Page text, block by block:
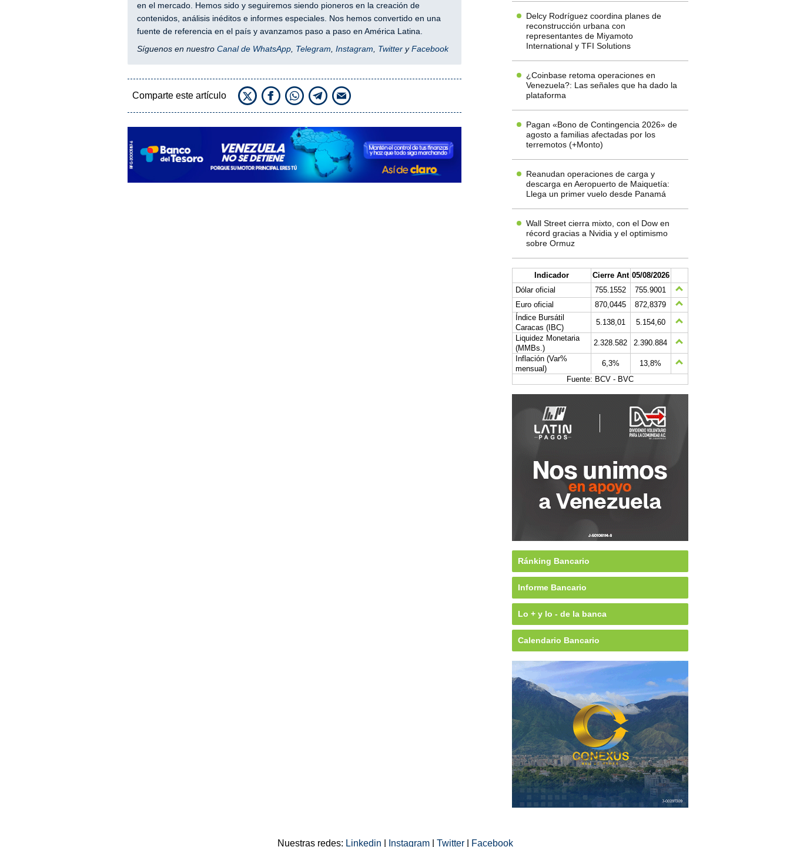
en el mercado. Hemos sido y seguiremos siendo pioneros en la creación de
contenidos, análisis inéditos e informes especiales. Nos hemos convertido en una
fuente de referencia en el país y avanzamos paso a paso en América Latina.
Síguenos en nuestro Canal de WhatsApp, Telegram, Instagram, TwitteryFacebook
Comparte este artículo
Delcy Rodríguez coordina planes de
reconstrucción urbana con
representantes de Miyamoto
International y TFI Solutions
¿Coinbase retoma operaciones en
Venezuela?: Las señales que ha dado la
plataforma
Pagan «Bono de Contingencia 2026» de
agosto a familias afectadas por los
terremotos (+Monto)
Reanudan operaciones de carga y
descarga en Aeropuerto de Maiquetía:
Llega un primer vuelo desde Panamá
Wall Street cierra mixto, con el Dow en
récord gracias a Nvidia y el optimismo
sobre Ormuz
Indicador Cierre Ant 05/08/2026
Dólar oficial
755.1552
755.9001
Euro oficial
870,0445
872,8379
Índice Bursátil
Caracas (IBC)
5.138,01
5.154,60
Liquidez Monetaria
(MMBs.)
2.328.582
2.390.884
Inflación (Var%
mensual)
6,3%
13,8%
Fuente: BCV - BVC
Ránking Bancario
Informe Bancario
Lo + y lo - de la banca
Calendario Bancario
Nuestras redes: Linkedin Instagram Twitter Facebook